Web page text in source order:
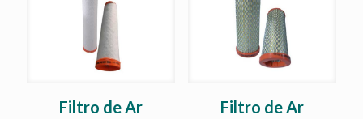
Filtro de Ar
Filtro de Ar